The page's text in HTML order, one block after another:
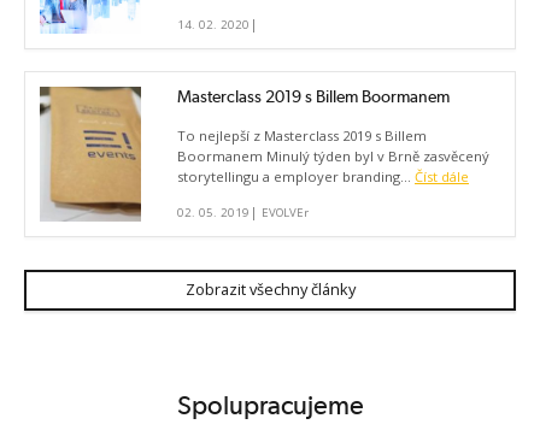
14. 02. 2020 |
Masterclass 2019 s Billem Boormanem
To nejlepší z Masterclass 2019 s Billem
Boormanem Minulý týden byl v Brně zasvěcený
storytellingu a employer branding... Číst dále
02. 05. 2019 | EVOLVEr
Zobrazit všechny články
Spolupracujeme